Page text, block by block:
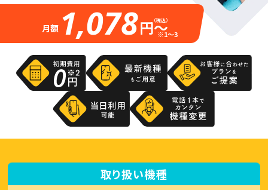
月額 1,078円～
（税込）
※1～3
取り扱い機種